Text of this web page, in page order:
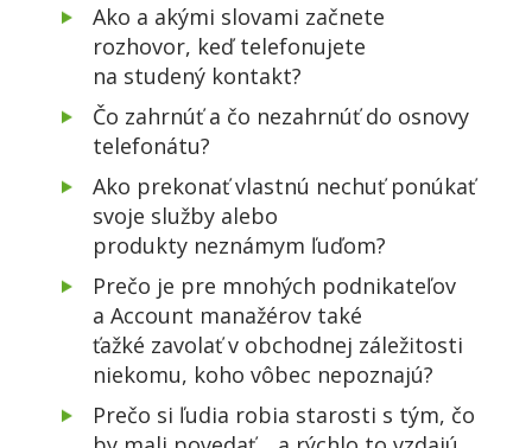
Ako a akými slovami začnete
rozhovor, keď telefonujete
na studený kontakt?
Čo zahrnúť a čo nezahrnúť do osnovy
telefonátu?
Ako prekonať vlastnú nechuť ponúkať
svoje služby alebo
produkty neznámym ľuďom?
Prečo je pre mnohých podnikateľov
a Account manažérov také
ťažké zavolať v obchodnej záležitosti
niekomu, koho vôbec nepoznajú?
Prečo si ľudia robia starosti s tým, čo